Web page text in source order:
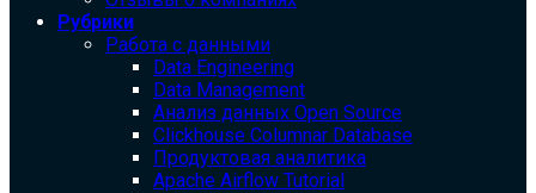
Рубрики
Работа с данными
Data Engineering
Data Management
Анализ данных Open Source
Clickhouse Columnar Database
Продуктовая аналитика
Apache Airflow Tutorial